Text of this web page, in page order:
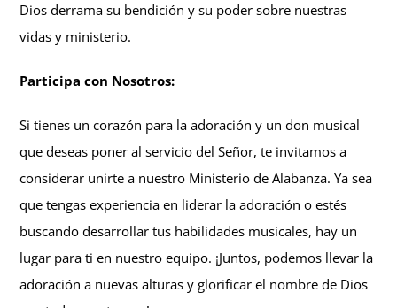
Dios derrama su bendición y su poder sobre nuestras
vidas y ministerio.
Participa con Nosotros:
Si tienes un corazón para la adoración y un don musical
que deseas poner al servicio del Señor, te invitamos a
considerar unirte a nuestro Ministerio de Alabanza. Ya sea
que tengas experiencia en liderar la adoración o estés
buscando desarrollar tus habilidades musicales, hay un
lugar para ti en nuestro equipo. ¡Juntos, podemos llevar la
adoración a nuevas alturas y glorificar el nombre de Dios